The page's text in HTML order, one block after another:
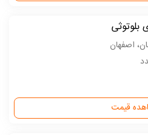
بلوتوثی
اصفهان
قیمت